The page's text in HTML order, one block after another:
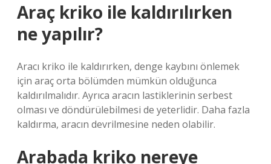
Araç kriko ile kaldırılırken
ne yapılır?
Aracı kriko ile kaldırırken, denge kaybını önlemek
için araç orta bölümden mümkün olduğunca
kaldırılmalıdır. Ayrıca aracın lastiklerinin serbest
olması ve döndürülebilmesi de yeterlidir. Daha fazla
kaldırma, aracın devrilmesine neden olabilir.
Arabada kriko nereye